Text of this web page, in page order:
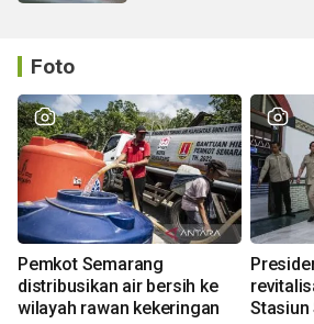
Foto
Pemkot Semarang
distribusikan air bersih ke
wilayah rawan kekeringan
Stasiun